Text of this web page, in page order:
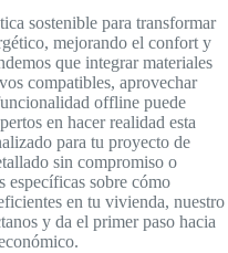
sostenible para transformar
mejorando el confort y
que integrar materiales
compatibles, aprovechar
offline puede
en hacer realidad esta
para tu proyecto de
sin compromiso o
específicas sobre cómo
en tu vivienda, nuestro
y da el primer paso hacia